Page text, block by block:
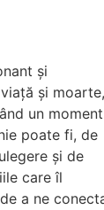
și
și moarte,
un moment
poate fi, de
și de
care îl
a ne